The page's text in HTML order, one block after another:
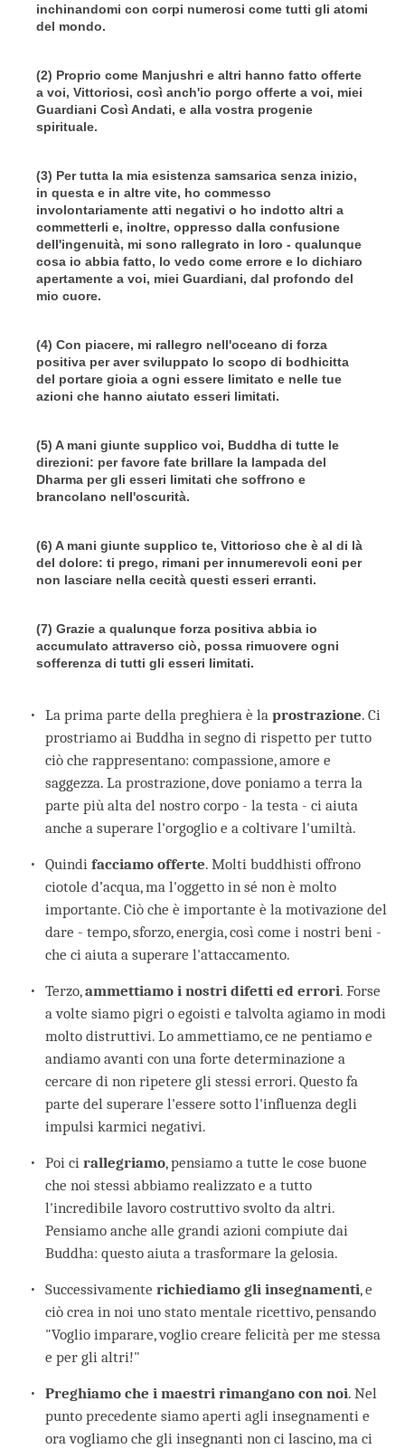
inchinandomi con corpi numerosi come tutti gli atomi
del mondo.
(2) Proprio come Manjushri e altri hanno fatto offerte
a voi, Vittoriosi, così anch'io porgo offerte a voi, miei
Guardiani Così Andati, e alla vostra progenie
spirituale.
(3) Per tutta la mia esistenza samsarica senza inizio,
in questa e in altre vite, ho commesso
involontariamente atti negativi o ho indotto altri a
commetterli e, inoltre, oppresso dalla confusione
dell'ingenuità, mi sono rallegrato in loro - qualunque
cosa io abbia fatto, lo vedo come errore e lo dichiaro
apertamente a voi, miei Guardiani, dal profondo del
mio cuore.
(4) Con piacere, mi rallegro nell'oceano di forza
positiva per aver sviluppato lo scopo di bodhicitta
del portare gioia a ogni essere limitato e nelle tue
azioni che hanno aiutato esseri limitati.
(5) A mani giunte supplico voi, Buddha di tutte le
direzioni: per favore fate brillare la lampada del
Dharma per gli esseri limitati che soffrono e
brancolano nell'oscurità.
(6) A mani giunte supplico te, Vittorioso che è al di là
del dolore: ti prego, rimani per innumerevoli eoni per
non lasciare nella cecità questi esseri erranti.
(7) Grazie a qualunque forza positiva abbia io
accumulato attraverso ciò, possa rimuovere ogni
sofferenza di tutti gli esseri limitati.
La prima parte della preghiera è laprostrazione. Ci
prostriamo ai Buddha in segno di rispetto per tutto
ciò che rappresentano: compassione, amore e
saggezza. La prostrazione, dove poniamo a terra la
parte più alta del nostro corpo - la testa - ci aiuta
anche a superare l'orgoglio e a coltivare l'umiltà.
Quindifacciamo offerte. Molti buddhisti offrono
ciotole d’acqua, ma l'oggetto in sé non è molto
importante. Ciò che è importante è la motivazione del
dare - tempo, sforzo, energia, così come i nostri beni -
che ci aiuta a superare l'attaccamento.
Terzo,ammettiamo i nostri difetti ed errori. Forse
a volte siamo pigri o egoisti e talvolta agiamo in modi
molto distruttivi. Lo ammettiamo, ce ne pentiamo e
andiamo avanti con una forte determinazione a
cercare di non ripetere gli stessi errori. Questo fa
parte del superare l'essere sotto l'influenza degli
impulsi karmici negativi.
Poi cirallegriamo, pensiamo a tutte le cose buone
che noi stessi abbiamo realizzato e a tutto
l'incredibile lavoro costruttivo svolto da altri.
Pensiamo anche alle grandi azioni compiute dai
Buddha: questo aiuta a trasformare la gelosia.
Successivamenterichiediamo gli insegnamenti, e
ciò crea in noi uno stato mentale ricettivo, pensando
"Voglio imparare, voglio creare felicità per me stessa
e per gli altri!"
Preghiamo che i maestri rimangano con noi. Nel
punto precedente siamo aperti agli insegnamenti e
ora vogliamo che gli insegnanti non ci lascino, ma ci